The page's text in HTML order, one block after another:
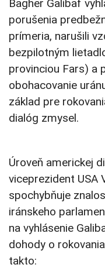
Bagher Galibaf
porušenia
prímeria, narušili
bezpilotným
provinciou Fars) a
obohacovanie
základ pre
dialóg zmysel.
Úroveň americkej
viceprezident USA
spochybňuje
iránskeho
na vyhlásenie
dohody o
takto: